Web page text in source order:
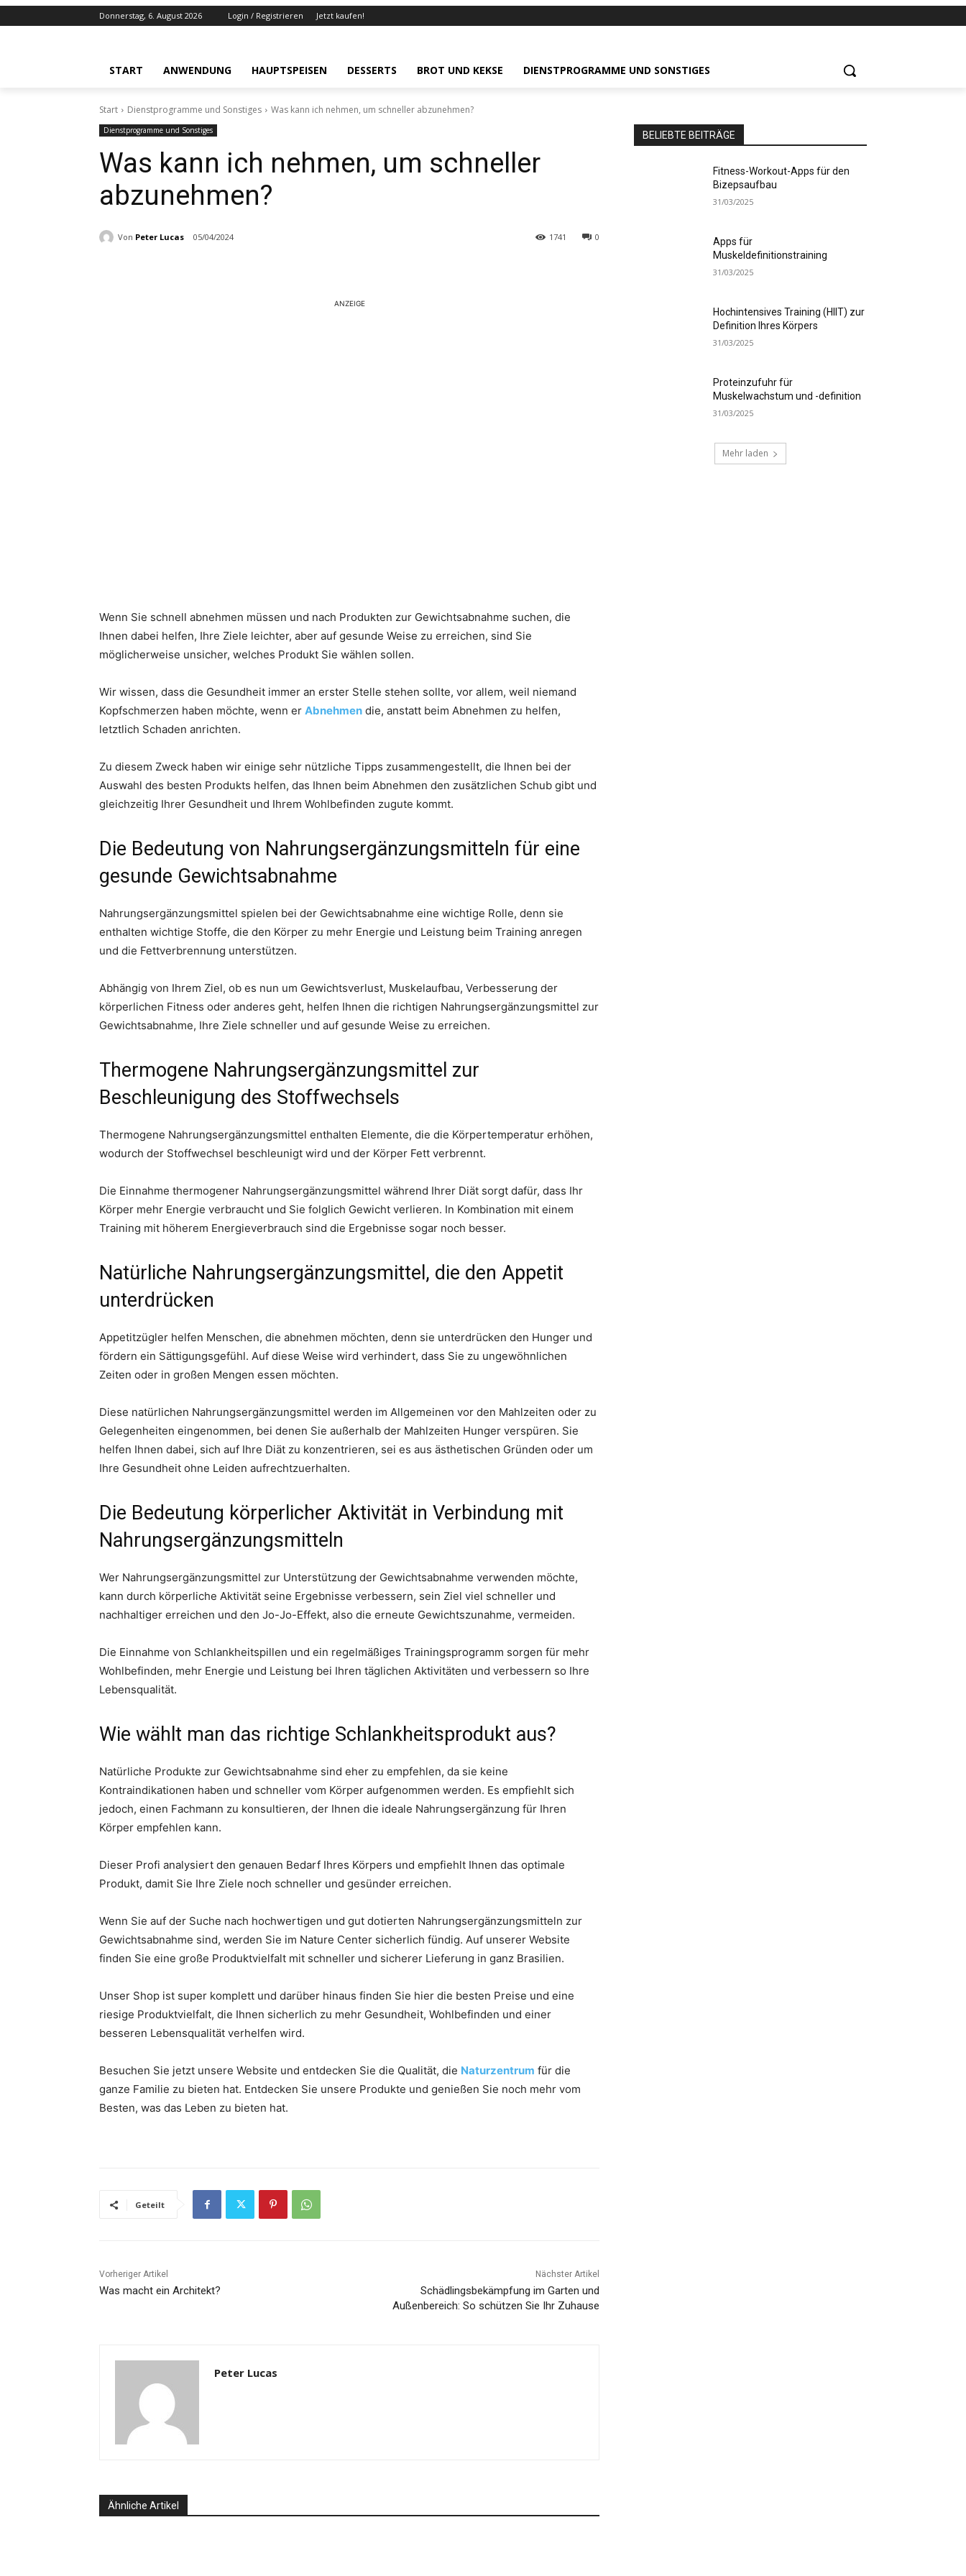
Donnerstag, 6. August 2026 Login / Registrieren Jetzt kaufen!
START ANWENDUNG HAUPTSPEISEN DESSERTS BROT UND KEKSE DIENSTPROGRAMME UND SONSTIGES
Start Dienstprogramme und Sonstiges Was kann ich nehmen, um schneller abzunehmen?
Dienstprogramme und Sonstiges
Was kann ich nehmen, um schneller
abzunehmen?
Von Peter Lucas 05/04/2024 0
1741
ANZEIGE
Wenn Sie schnell abnehmen müssen und nach Produkten zur Gewichtsabnahme suchen, die
Ihnen dabei helfen, Ihre Ziele leichter, aber auf gesunde Weise zu erreichen, sind Sie
möglicherweise unsicher, welches Produkt Sie wählen sollen.
Wir wissen, dass die Gesundheit immer an erster Stelle stehen sollte, vor allem, weil niemand
Kopfschmerzen haben möchte, wenn er Abnehmen die, anstatt beim Abnehmen zu helfen,
letztlich Schaden anrichten.
Zu diesem Zweck haben wir einige sehr nützliche Tipps zusammengestellt, die Ihnen bei der
Auswahl des besten Produkts helfen, das Ihnen beim Abnehmen den zusätzlichen Schub gibt und
gleichzeitig Ihrer Gesundheit und Ihrem Wohlbefinden zugute kommt.
Die Bedeutung von Nahrungsergänzungsmitteln für eine
gesunde Gewichtsabnahme
Nahrungsergänzungsmittel spielen bei der Gewichtsabnahme eine wichtige Rolle, denn sie
enthalten wichtige Stoffe, die den Körper zu mehr Energie und Leistung beim Training anregen
und die Fettverbrennung unterstützen.
Abhängig von Ihrem Ziel, ob es nun um Gewichtsverlust, Muskelaufbau, Verbesserung der
körperlichen Fitness oder anderes geht, helfen Ihnen die richtigen Nahrungsergänzungsmittel zur
Gewichtsabnahme, Ihre Ziele schneller und auf gesunde Weise zu erreichen.
Thermogene Nahrungsergänzungsmittel zur
Beschleunigung des Stoffwechsels
Thermogene Nahrungsergänzungsmittel enthalten Elemente, die die Körpertemperatur erhöhen,
wodurch der Stoffwechsel beschleunigt wird und der Körper Fett verbrennt.
Die Einnahme thermogener Nahrungsergänzungsmittel während Ihrer Diät sorgt dafür, dass Ihr
Körper mehr Energie verbraucht und Sie folglich Gewicht verlieren. In Kombination mit einem
Training mit höherem Energieverbrauch sind die Ergebnisse sogar noch besser.
Natürliche Nahrungsergänzungsmittel, die den Appetit
unterdrücken
Appetitzügler helfen Menschen, die abnehmen möchten, denn sie unterdrücken den Hunger und
fördern ein Sättigungsgefühl. Auf diese Weise wird verhindert, dass Sie zu ungewöhnlichen
Zeiten oder in großen Mengen essen möchten.
Diese natürlichen Nahrungsergänzungsmittel werden im Allgemeinen vor den Mahlzeiten oder zu
Gelegenheiten eingenommen, bei denen Sie außerhalb der Mahlzeiten Hunger verspüren. Sie
helfen Ihnen dabei, sich auf Ihre Diät zu konzentrieren, sei es aus ästhetischen Gründen oder um
Ihre Gesundheit ohne Leiden aufrechtzuerhalten.
Die Bedeutung körperlicher Aktivität in Verbindung mit
Nahrungsergänzungsmitteln
Wer Nahrungsergänzungsmittel zur Unterstützung der Gewichtsabnahme verwenden möchte,
kann durch körperliche Aktivität seine Ergebnisse verbessern, sein Ziel viel schneller und
nachhaltiger erreichen und den Jo-Jo-Effekt, also die erneute Gewichtszunahme, vermeiden.
Die Einnahme von Schlankheitspillen und ein regelmäßiges Trainingsprogramm sorgen für mehr
Wohlbefinden, mehr Energie und Leistung bei Ihren täglichen Aktivitäten und verbessern so Ihre
Lebensqualität.
Wie wählt man das richtige Schlankheitsprodukt aus?
Natürliche Produkte zur Gewichtsabnahme sind eher zu empfehlen, da sie keine
Kontraindikationen haben und schneller vom Körper aufgenommen werden. Es empfiehlt sich
jedoch, einen Fachmann zu konsultieren, der Ihnen die ideale Nahrungsergänzung für Ihren
Körper empfehlen kann.
Dieser Profi analysiert den genauen Bedarf Ihres Körpers und empfiehlt Ihnen das optimale
Produkt, damit Sie Ihre Ziele noch schneller und gesünder erreichen.
Wenn Sie auf der Suche nach hochwertigen und gut dotierten Nahrungsergänzungsmitteln zur
Gewichtsabnahme sind, werden Sie im Nature Center sicherlich fündig. Auf unserer Website
finden Sie eine große Produktvielfalt mit schneller und sicherer Lieferung in ganz Brasilien.
Unser Shop ist super komplett und darüber hinaus finden Sie hier die besten Preise und eine
riesige Produktvielfalt, die Ihnen sicherlich zu mehr Gesundheit, Wohlbefinden und einer
besseren Lebensqualität verhelfen wird.
Besuchen Sie jetzt unsere Website und entdecken Sie die Qualität, die Naturzentrum für die
ganze Familie zu bieten hat. Entdecken Sie unsere Produkte und genießen Sie noch mehr vom
Besten, was das Leben zu bieten hat.
Geteilt
Vorheriger Artikel
Was macht ein Architekt?
Nächster Artikel
Schädlingsbekämpfung im Garten und
Außenbereich: So schützen Sie Ihr Zuhause
Peter Lucas
Ähnliche Artikel
BELIEBTE BEITRÄGE
Fitness-Workout-Apps für den
Bizepsaufbau
31/03/2025
Apps für
Muskeldefinitionstraining
31/03/2025
Hochintensives Training (HIIT) zur
Definition Ihres Körpers
31/03/2025
Proteinzufuhr für
Muskelwachstum und -definition
31/03/2025
Mehr laden